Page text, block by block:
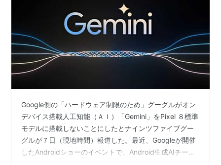
Google側の「ハードウェア制限のため」グーグルがオン
デバイス搭載人工知能（ＡＩ）「Gemini」をPixel ８標準
モデルに搭載しないことにしたとナインツファイブグー
グルが７日（現地時間）報道した。最近、Googleが開催
したAndroidショーのイベントで、Android生成AIチーム